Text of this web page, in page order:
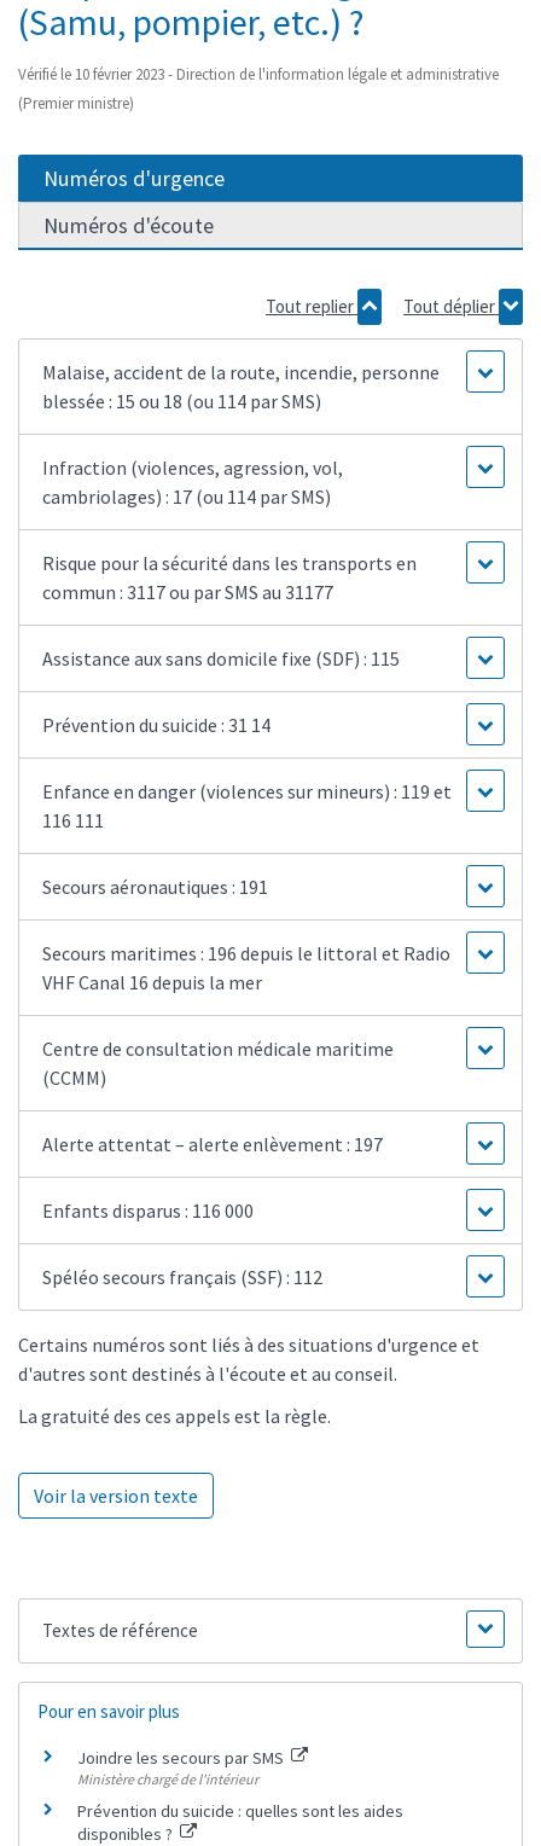
(Samu, pompier, etc.) ?
Vérifié le 10 février 2023 - Direction de l'information légale et administrative
(Premier ministre)
Numéros d'urgence
Numéros d'écoute
Tout replier Tout déplier
Malaise, accident de la route, incendie, personne
blessée : 15 ou 18 (ou 114 par SMS)
Infraction (violences, agression, vol,
cambriolages) : 17 (ou 114 par SMS)
Risque pour la sécurité dans les transports en
commun : 3117 ou par SMS au 31177
Assistance aux sans domicile fixe (SDF) : 115
Prévention du suicide : 31 14
Enfance en danger (violences sur mineurs) : 119 et
116 111
Secours aéronautiques : 191
Secours maritimes : 196 depuis le littoral et Radio
VHF Canal 16 depuis la mer
Centre de consultation médicale maritime
(CCMM)
Alerte attentat – alerte enlèvement : 197
Enfants disparus : 116 000
Spéléo secours français (SSF) : 112
Certains numéros sont liés à des situations d'urgence et
d'autres sont destinés à l'écoute et au conseil.
La gratuité des ces appels est la règle.
Voir la version texte
Textes de référence
Pour en savoir plus
Joindre les secours par SMS
Ministère chargé de l'intérieur
Prévention du suicide : quelles sont les aides
disponibles ?